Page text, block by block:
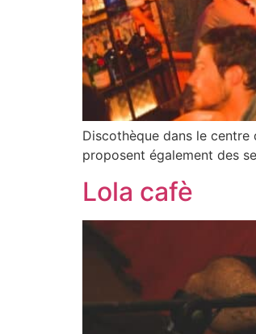
Discothèque dans le
proposent également des
Lola cafè